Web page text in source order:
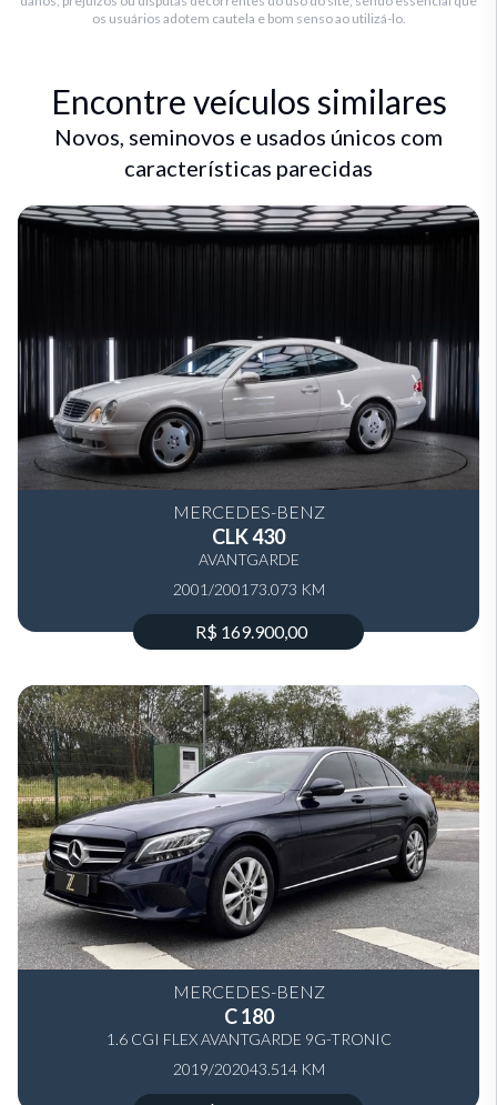
os usuários adotem cautela e bom senso ao utilizá-lo.
Encontre veículos similares
Novos, seminovos e usados únicos com
características parecidas
MERCEDES-BENZ
CLK 430
AVANTGARDE
2001/2001 73.073 KM
R$ 169.900,00
MERCEDES-BENZ
C 180
1.6 CGI FLEX AVANTGARDE 9G-TRONIC
2019/202043.514 KM